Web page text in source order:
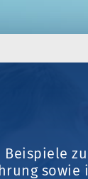
Beispiele